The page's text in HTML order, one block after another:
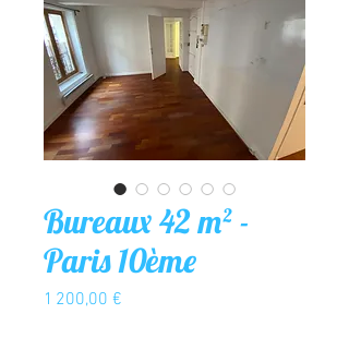
Bureaux 42 m² -
Paris 10ème
1 200,00 €